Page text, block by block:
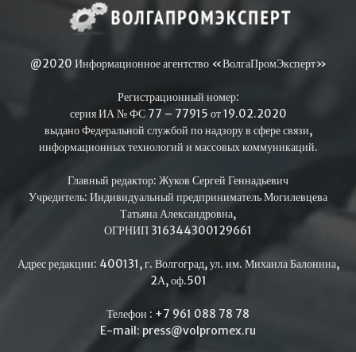
@2020 Информационное агентство «ВолгаПромЭксперт»
Регистрационный номер:
серия ИА № ФС 77 – 77915 от 19.02.2020
выдано Федеральной службой по надзору в сфере связи,
информационных технологий и массовых коммуникаций.
Главный редактор: Жуков Сергей Геннадьевич
Учредитель: Индивидуальный предприниматель Могилевцева
Татьяна Александровна,
ОГРНИП 316344300129661
Адрес редакции: 400131, г. Волгоград, ул. им. Михаила Балонина,
2А, оф.501
Телефон : +7 961 088 78 78
E-mail: press@volpromex.ru